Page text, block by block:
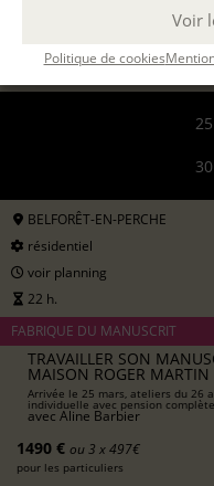
Voir
Politique de cookies
BELFORÊT-EN-PERCHE
résidentiel
voir planning
22 h.
FABRIQUE DU MANUSCRIT
TRAVAILLER SON
MAISON ROGER
Arrivée le 25 mars, ateliers du 26
individuelle avec pension
avec Aline Barbier
1490 € ou 3 x 497€
pour les particuliers